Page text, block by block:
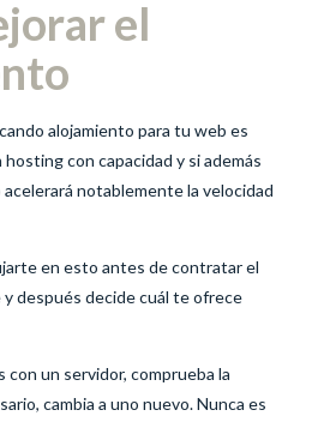
el
alojamiento para tu web es
con capacidad y si además
notablemente la velocidad
en esto antes de contratar el
y después decide cuál te ofrece
con un servidor, comprueba la
cambia a uno nuevo. Nunca es